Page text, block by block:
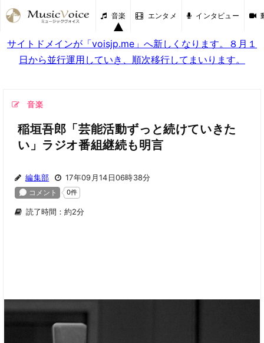
音楽 エンタメ インタビュー
サイトドメインが「voisjp.me」へ新しくなります。８月１
日から並行運用していき、順次移行してまいります。
音楽
稲垣吾郎「芸能活動ずっと続けていきた
い」ラジオ番組継続も明言
編集部 17年09月14日06時38分
読了時間：約2分